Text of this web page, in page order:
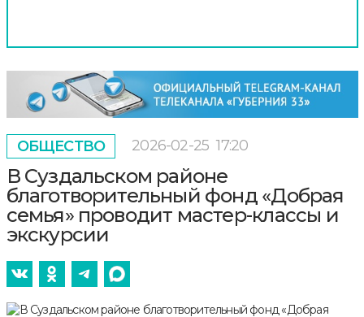
ОБЩЕСТВО 2026-02-25 17:20
В Суздальском районе
благотворительный фонд «Добрая
семья» проводит мастер-классы и
экскурсии